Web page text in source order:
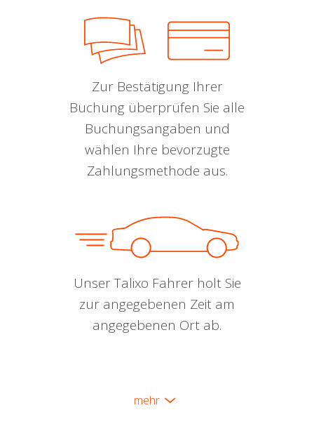
Zur Bestätigung Ihrer
Buchung überprüfen Sie alle
Buchungsangaben und
wählen Ihre bevorzugte
Zahlungsmethode aus.
Unser Talixo Fahrer holt Sie
zur angegebenen Zeit am
angegebenen Ort ab.
mehr